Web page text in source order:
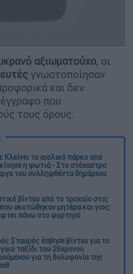
αξιωματούχο, οι
γνωστοποίησαν
και δεν
που
τους όρους.
Κλείνει το αιολικό πάρκο από
η φωτιά - Στο στόχαστρο
του συλληφθέντα δημάρχου
βίντεο από το τροχαίο στις
σκοτώθηκαν μητέρα και γιος:
πάνω στο φορτηγό
Σταυρός έσβησε βίντεο για το
ταξίδι του 26χρονου
για τη δολοφονία της